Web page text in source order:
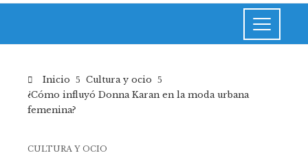
Inicio
Cultura y ocio
¿Cómo influyó Donna Karan en la moda urbana
femenina?
CULTURA Y OCIO